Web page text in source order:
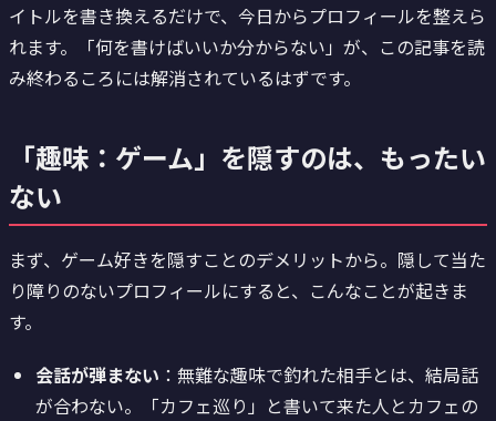
イトルを書き換えるだけで、今日からプロフィールを整えら
れます。「何を書けばいいか分からない」が、この記事を読
み終わるころには解消されているはずです。
「趣味：ゲーム」を隠すのは、もったい
ない
まず、ゲーム好きを隠すことのデメリットから。隠して当た
り障りのないプロフィールにすると、こんなことが起きま
す。
会話が弾まない ：無難な趣味で釣れた相手とは、結局話
が合わない。「カフェ巡り」と書いて来た人とカフェの